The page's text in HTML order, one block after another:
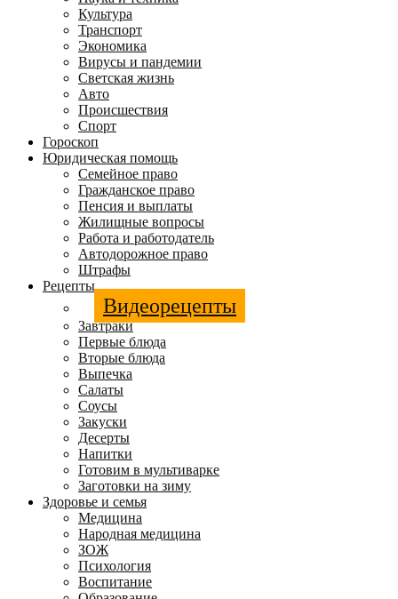
Культура
Транспорт
Экономика
Вирусы и пандемии
Светская жизнь
Авто
Происшествия
Спорт
Гороскоп
Юридическая помощь
Семейное право
Гражданское право
Пенсия и выплаты
Жилищные вопросы
Работа и работодатель
Автодорожное право
Штрафы
Рецепты
Видеорецепты
Завтраки
Первые блюда
Вторые блюда
Выпечка
Салаты
Соусы
Закуски
Десерты
Напитки
Готовим в мультиварке
Заготовки на зиму
Здоровье и семья
Медицина
Народная медицина
ЗОЖ
Психология
Воспитание